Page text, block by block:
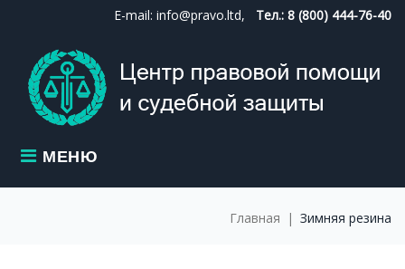
content
E-mail: info@pravo.ltd, Тел.: 8 (800) 444-76-40
МЕНЮ
Главная | Зимняя резина